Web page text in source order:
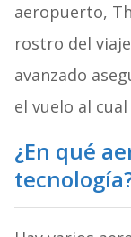
aeropuerto,
rostro del
avanzado
el vuelo al
¿En qué